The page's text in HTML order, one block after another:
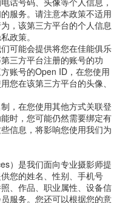
服务。请注意本政策不适用
，该第三方平台的个人信息
政策。
可能会提供将您在佳能俱乐
三方平台注册的账号的功
账号的Open ID，在您使用
您在该第三方平台的头像、
，在您使用其他方式关联登
时，您可能仍然需要绑定有
信息，将影响您使用我们为
）是我们面向专业摄影师提
您的姓名、性别、手机号
、作品、职业属性、设备信
服务。您还可以根据您的意